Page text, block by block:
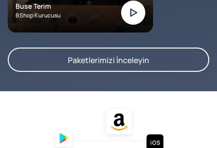
Buse Terim
BShop Kurucusu
Paketlerimizi İnceleyin